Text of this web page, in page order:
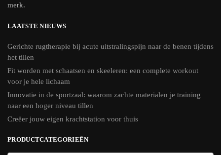
merk.
LAATSTE NIEUWS
Gerichte rugtherapie bij acute uitstralingspijn naar de benen tijdens
het tillen
Fit worden met schaatsen en skeeleren: een complete workout
voor je hele lichaam
Innovatie in de sportzaal: waarom zachte materialen je training
naar een hoger niveau tillen
Creëer jouw eigen krachtstation voor thuis
PRODUCTCATEGORIEËN